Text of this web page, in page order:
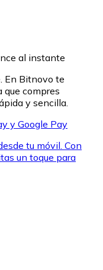
en tu tienda más
al instante
En Bitnovo te
que compres
y sencilla.
y Google Pay
tu móvil. Con
un toque para